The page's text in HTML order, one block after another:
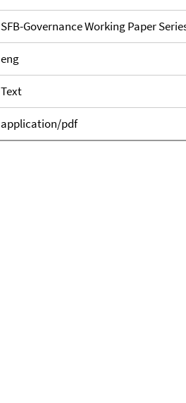
SFB-Governance Working Paper
eng
Text
application/pdf